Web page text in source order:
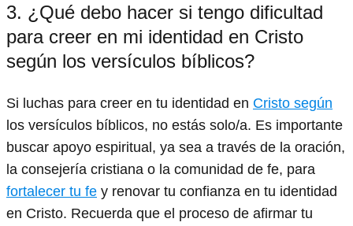
3. ¿Qué debo hacer si tengo dificultad
para creer en mi identidad en Cristo
según los versículos bíblicos?
Si luchas para creer en tu identidad en Cristo según
los versículos bíblicos, no estás solo/a. Es importante
buscar apoyo espiritual, ya sea a través de la oración,
la consejería cristiana o la comunidad de fe, para
fortalecer tu fe y renovar tu confianza en tu identidad
en Cristo. Recuerda que el proceso de afirmar tu